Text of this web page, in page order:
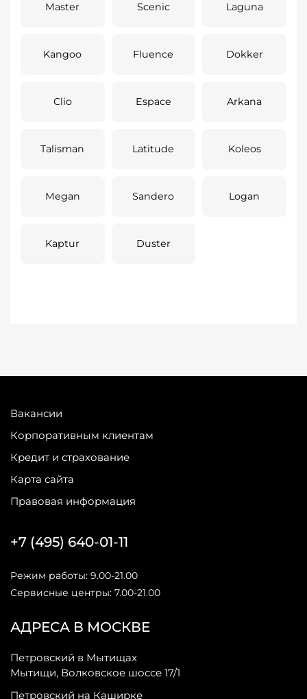
Master Scenic Laguna
Kangoo Fluence Dokker
Clio Espace Arkana
Talisman Latitude Koleos
Megan Sandero Logan
Kaptur Duster
Вакансии
Корпоративным клиентам
Кредит и страхование
Карта сайта
Правовая информация
АДРЕСА В МОСКВЕ
Петровский в Мытищах
Мытищи, Волковское шоссе 17/1
Петровский на Каширке
+7 (495) 640-01-11
Режим работы: 9.00-21.00
Сервисные центры: 7.00-21.00